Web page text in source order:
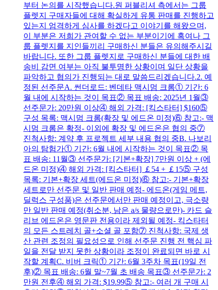
부터 논의를 시작했습니다.원 퍼블리셔 측에서는 그룹
플렛지 구매자들에 대해 확실하게 유통 판매를 진행하고
있는지 엄격하게 심사를 하겠다고 이야기를 해왔으며,
이 부분은 저희가 관여할 수 없는 부분이기에 혹여나 그
룹 플렛지를 지인들끼리 구매하신 분들은 유의해주시길
바랍니다. 또한 그룹 플렛지로 구매하신 분들에 대한 배
송비 감면 여부는 아직 불투명한 상황이며 일단 상황을
파악하고 협의가 진행되는 대로 말씀드리겠습니다.2. 예
정된 선주문A. 썬더로드: 벤데타 맥시멈 크롬① 기간: 6
월 내에 시작하는 것이 목표② 목표 배송: 2025년 1월③
선주문가: 20만원 이상④ 해외 가격: [킥스타터] $160⑤
구성 목록: 맥시멈 크롬(확장 및 에드온 미정)⑥ 참고:- 맥
시멈 크롬은 확정- 이외에 확장 및 에드온은 협의 중⑦
진척사항: 계약 후 프로젝트 세부 내용 협의 중B. 나보리
아의 탐험가① 기간: 6월 내에 시작하는 것이 목표② 목
표 배송: 11월③ 선주문가: [기본+확장] 7만원 이상 + (에
드온 미정)④ 해외 가격: [킥스타터] ￡54 + ￡15⑤ 구성
목록: 기본+확장 세트(에드온 미정)⑥ 참고:- 기본+확장
세트로만 선주문 및 일반 판매 예정- 에드온(게임 메트,
딜럭스 구성품)은 선주문에서만 판매 예정이고, 극소량
만 일반 판매 예정(취소분, 남은 a/s 물량으로만)- 카드 슬
리브 에드온은 영문판 전용이라 제외될 예정- 킥스타터
의 모든 스트레치 골+소셜 골 포함⑦ 진척사항: 국제 생
산 관련 조정의 필요성으로 인해 선주문 진행 전 핵심 파
일을 전달 받지 못한 상황이라 조정이 완료되면 바로 시
작할 계획C. 비버 크릭① 기간: 6월 3주차 목표(19일 전
후)② 목표 배송: 6월 말~7월 초 배송 목표③ 선주문가: 2
만원 전후④ 해외 가격: $19.99⑤ 참고:- 여러 개 구매 시